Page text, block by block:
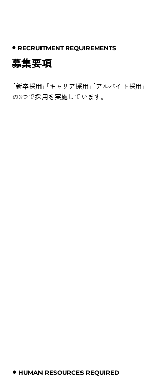
⚫︎ RECRUITMENT REQUIREMENTS
募集要項
｢新卒採用｣｢キャリア採用｣｢アルバイト採用｣
の3つで採用を実施しています。
⚫︎ HUMAN RESOURCES REQUIRED